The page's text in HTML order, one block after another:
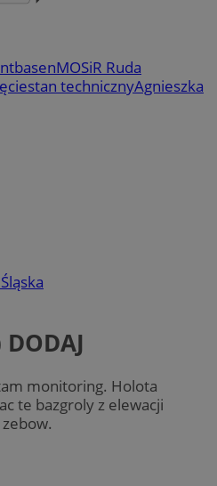
basenMOSiR Ruda
stan technicznyAgnieszka
DODAJ
monitoring. Holota
te bazgroly z elewacji